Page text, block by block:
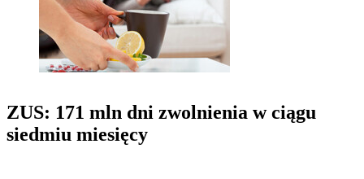
ZUS: 171 mln dni zwolnienia w ciągu
siedmiu miesięcy